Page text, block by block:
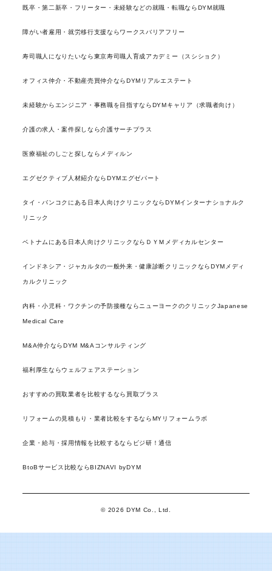
既卒・第二新卒・フリーター・未経験などの就職・転職ならDYM就職
障がい者雇用・就労移行支援ならワークスバリアフリー
寿司職人になりたいなら東京寿司職人育成アカデミー（スシショク）
オフィス仲介・不動産売買仲介ならDYMリアルエステート
未経験からエンジニア・事務職を目指すならDYMキャリア（求職者向け）
介護の求人・案件探しなら介護サーチプラス
医療福祉のしごと探しならメディルン
エグゼクティブ人材紹介ならDYMエグゼパート
タイ・バンコクにある日本人向けクリニックならDYMインターナショナルク
リニック
ベトナムにある日本人向けクリニックならＤＹＭメディカルセンター
インドネシア・ジャカルタの一般外来・健康診断クリニックならDYMメディ
カルクリニック
内科・小児科・ワクチンの予防接種ならニューヨークのクリニックJapanese
Medical Care
M&A仲介ならDYM M&Aコンサルティング
福利厚生ならウェルフェアステーション
おすすめの買取業者を比較するなら買取プラス
リフォームの見積もり・業者比較をするならMYリフォームラボ
企業・給与・採用情報を比較するならビジ研！通信
BtoBサービス比較ならBIZNAVI byDYM
© 2026 DYM Co., Ltd.